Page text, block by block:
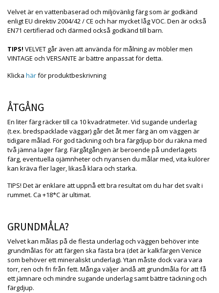
Velvet är en vattenbaserad och miljövänlig färg som är godkänd
enligt EU direktiv 2004/42 / CE och har mycket låg VOC. Den är också
EN71 certifierad och därmed också godkänd till barn.
TIPS! VELVET går även att använda för målning av möbler men
VINTAGE och VERSANTE är bättre anpassat för detta.
Klicka härför produktbeskrivning
ÅTGÅNG
En liter färg räcker till ca 10 kvadratmeter. Vid sugande underlag
(t.ex. bredspacklade väggar) går det åt mer färg än om väggen är
tidigare målad. För god täckning och bra färgdjup bör du räkna med
två jämna lager färg. Färgåtgången är beroende på underlagets
färg, eventuella ojämnheter och nyansen du målar med, vita kulörer
kan kräva fler lager, likaså klara och starka.
TIPS! Det är enklare att uppnå ett bra resultat om du har det svalt i
rummet. Ca +18*C är ultimat.
GRUNDMÅLA?
Velvet kan målas på de flesta underlag och väggen behöver inte
grundmålas för att färgen ska fästa bra (det är kalkfärgen Venice
som behöver ett mineraliskt underlag). Ytan måste dock vara vara
torr, ren och fri från fett. Många väljer ändå att grundmåla för att få
ett jämnare och mindre sugande underlag samt bättre täckning och
färgdjup.